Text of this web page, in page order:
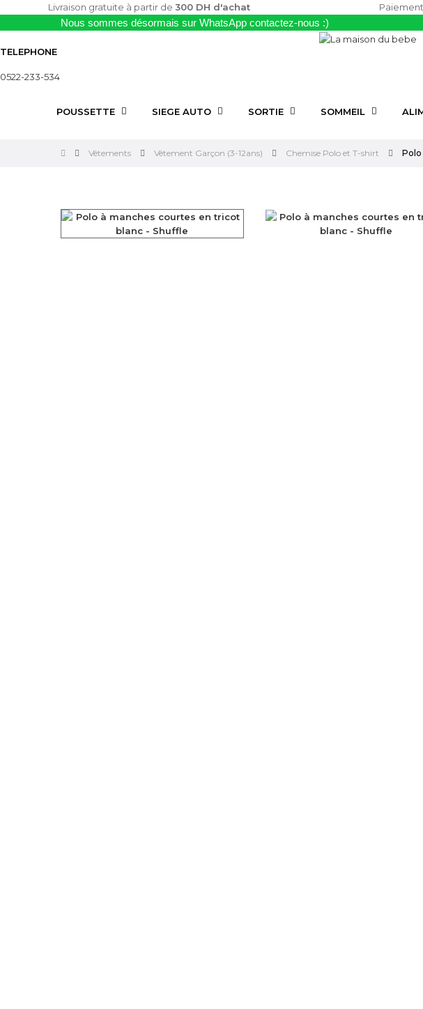
Livraison gratuite à partir de 300 DH d'achat
Nous sommes désormais sur WhatsApp contactez-nous :)
TELEPHONE
0522-233-534
POUSSETTE SIEGE AUTO SORTIE SOMMEIL
Vêtements Vêtement Garçon (3-12ans) Chemise Polo et T-shirt